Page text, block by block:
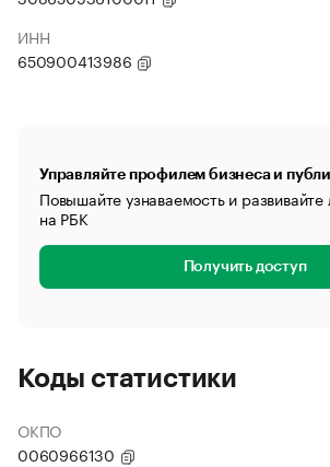
ИНН
650900413986
Управляйте профилем бизнеса и
Повышайте узнаваемость и
на РБК
Получить доступ
Коды статистики
ОКПО
0060966130